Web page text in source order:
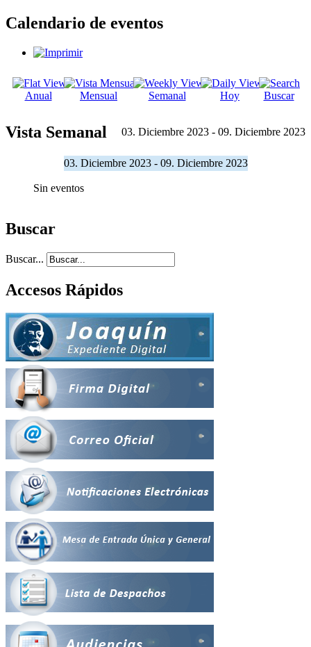
Calendario de eventos
Anual Mensual Semanal Hoy Buscar
Vista Semanal 03. Diciembre 2023 - 09. Diciembre 2023
03. Diciembre 2023 - 09. Diciembre 2023
Sin eventos
Buscar
Buscar...
Accesos Rápidos